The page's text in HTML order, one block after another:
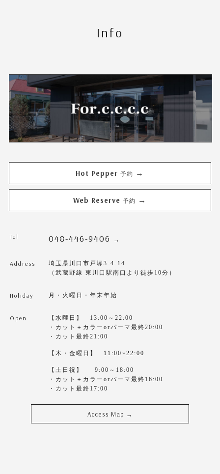
Info
Hot Pepper 予約 →
Web Reserve 予約 →
Tel 048-446-9406 →
Address
埼玉県川口市戸塚3-4-14
（武蔵野線 東川口駅南口より徒歩10分）
Holiday 月・火曜日・年末年始
Open
【水曜日】 13:00～22:00
・カット＋カラーorパーマ最終20:00
・カット最終21:00
【木・金曜日】 11:00~22:00
【土日祝】 9:00～18:00
・カット＋カラーorパーマ最終16:00
・カット最終17:00
Access Map →